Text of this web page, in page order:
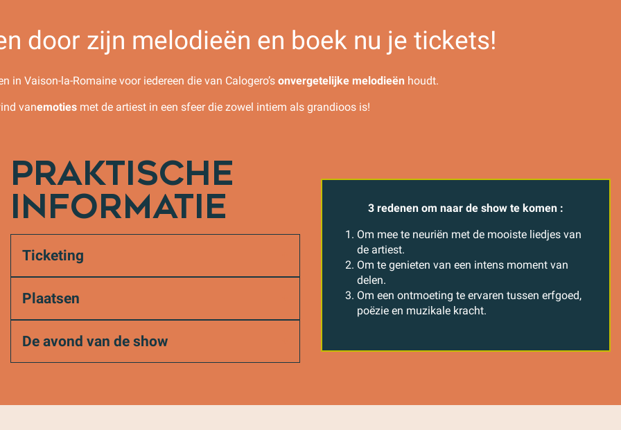
door zijn melodieën en boek nu je tickets!
in Vaison-la-Romaine voor iedereen die van Calogero’s onvergetelijke melodieën houdt.
vanemoties met de artiest in een sfeer die zowel intiem als grandioos is!
PRAKTISCHE
INFORMATIE
Ticketing
Plaatsen
De avond van de show
3 redenen om naar de show te komen :
Om mee te neuriën met de mooiste liedjes van
de artiest.
Om te genieten van een intens moment van
delen.
Om een ontmoeting te ervaren tussen erfgoed,
poëzie en muzikale kracht.